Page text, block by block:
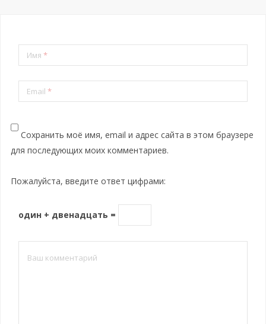
Имя *
Email *
Сохранить моё имя, email и адрес сайта в этом браузере
для последующих моих комментариев.
Пожалуйста, введите ответ цифрами:
один + двенадцать =